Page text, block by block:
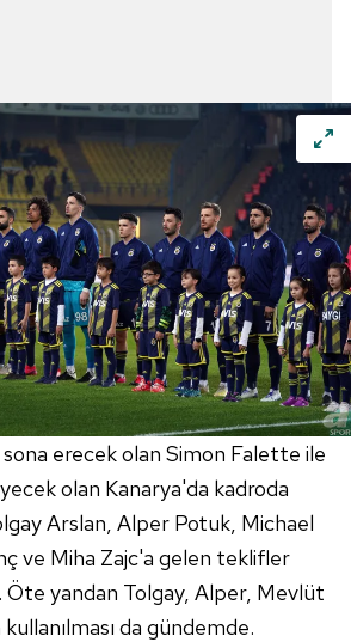
sona erecek olan Simon Falette ile
olan Kanarya'da kadroda
Arslan, Alper Potuk, Michael
ve Miha Zajc'a gelen teklifler
yandan Tolgay, Alper, Mevlüt
da gündemde.